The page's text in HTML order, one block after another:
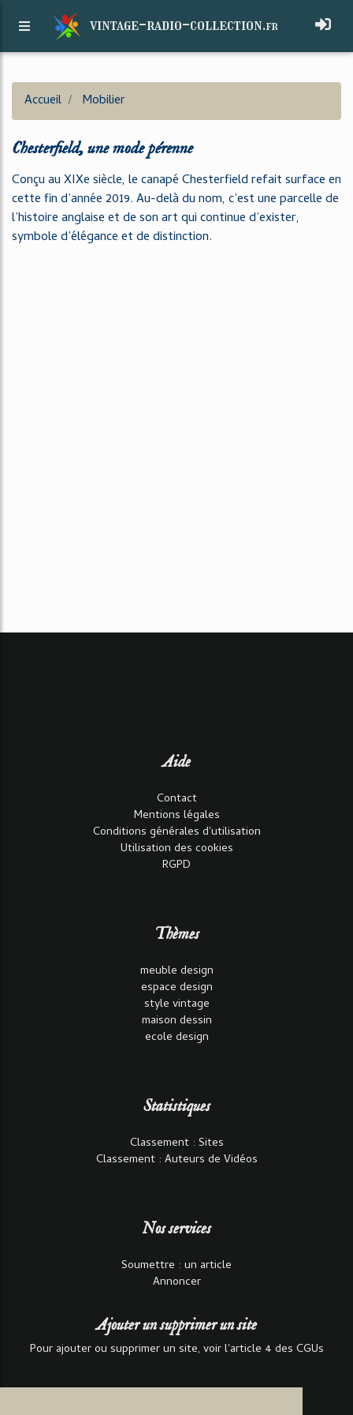
vintage-radio-collection.fr
Accueil Mobilier
Chesterfield, une mode pérenne
Conçu au XIXe siècle, le canapé Chesterfield refait surface en
cette fin d’année 2019. Au-delà du nom, c’est une parcelle de
l’histoire anglaise et de son art qui continue d’exister,
symbole d’élégance et de distinction.
Aide
Contact
Mentions légales
Conditions générales d'utilisation
Utilisation des cookies
RGPD
Thèmes
meuble design
espace design
style vintage
maison dessin
ecole design
Statistiques
Classement : Sites
Classement : Auteurs de Vidéos
Nos services
Soumettre : un article
Annoncer
Ajouter un supprimer un site
Pour ajouter ou supprimer un site, voir l'article 4 des CGUs